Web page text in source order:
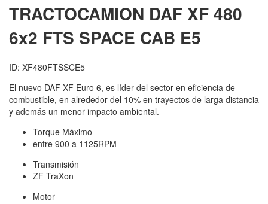
TRACTOCAMION DAFXF 480
6x2 FTS SPACE CAB E5
ID: XF480FTSSCE5
El nuevo DAF XF Euro 6, es líder del sector en eficiencia de
combustible, en alrededor del 10% en trayectos de larga distancia
y además un menor impacto ambiental.
Torque Máximo
entre 900 a 1125RPM
Transmisión
ZF TraXon
Motor